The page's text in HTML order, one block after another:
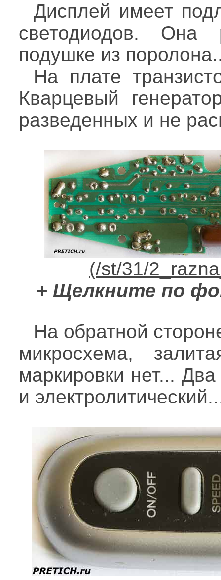
Дисплей имеет
светодиодов. Она
подушке из
На плате
Кварцевый
разведенных и не
+ Щелкните по
На обратной
микросхема,
маркировки нет...
и